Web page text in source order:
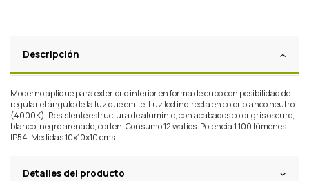
Descripción
Moderno aplique para exterior o interior en forma de cubo con posibilidad de
regular el ángulo de la luz que emite. Luz led indirecta en color blanco neutro
(4000K). Resistente estructura de aluminio, con acabados color gris oscuro,
blanco, negro arenado, corten. Consumo 12 watios. Potencia 1.100 lúmenes.
IP54. Medidas 10x10x10 cms.
Detalles del producto